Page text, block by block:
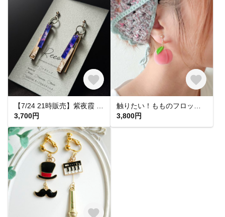
3,700円
3,800円